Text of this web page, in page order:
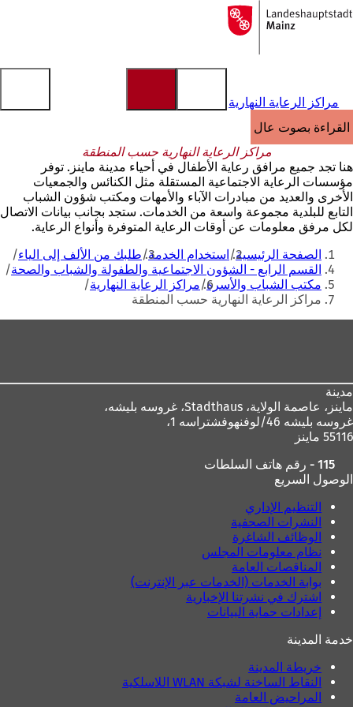
الانتقال إلى المحتوى
إلى
الصفحة
مراكز الرعاية النهارية
القراءة بصوت عالٍ
مراكز الرعاية النهارية حسب المنطقة
هنا تجد جميع مرافق رعاية الأطفال في أحياء مدينة ماينز. توفر
مؤسسات الرعاية الاجتماعية المستقلة مثل الكنائس والجمعيات
الأخرى والعديد من مبادرات الآباء والأمهات ومكتب شؤون الشباب
التابع للبلدية مجموعة واسعة من الخدمات. ستجد بجانب بيانات الاتصال
لكل مرفق معلومات عن أوقات الرعاية المتوفرة وأنواع الرعاية.
أنت
هنا
الصفحة الرئيسية استخدام الخدمة طلبك من الألف إلى الياء
القسم الرابع - الشؤون الاجتماعية والطفولة والشباب والصحة
مكتب الشباب والأسرة مراكز الرعاية النهارية
مراكز الرعاية النهارية حسب المنطقة
مدينة
ماينز، عاصمة الولاية،
غروسه بليشه 46/لوفنهوفشتراسه 1،
55116 ماينز
115 - رقم هاتف السلطات
الوصول السريع
التنظيم الإداري
النشرات الصحفية
الوظائف الشاغرة
نظام معلومات المجلس
المناقصات العامة
بوابة الخدمات (الخدمات عبر الإنترنت)
اشترك في نشرتنا الإخبارية
إعدادات حماية البيانات
خدمة المدينة
خريطة المدينة
النقاط الساخنة لشبكة WLAN اللاسلكية
المراحيض العامة